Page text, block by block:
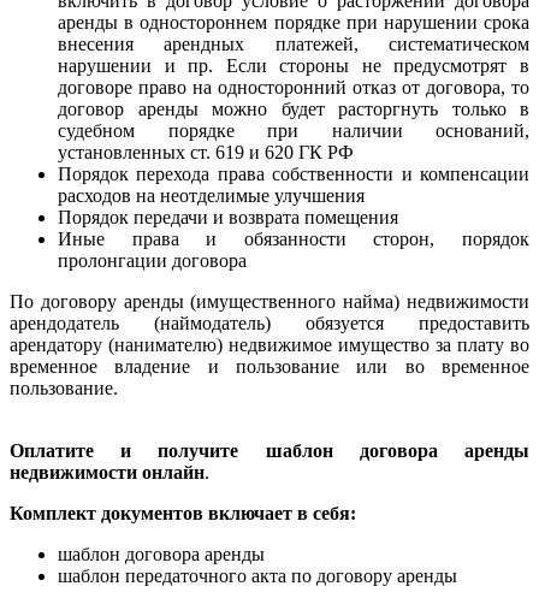
аренды в одностороннем порядке при нарушении срока
внесения арендных платежей, систематическом
нарушении и пр. Если стороны не предусмотрят в
договоре право на односторонний отказ от договора, то
договор аренды можно будет расторгнуть только в
судебном порядке при наличии оснований,
установленных ст. 619 и 620 ГК РФ
Порядок перехода права собственности и компенсации
расходов на неотделимые улучшения
Порядок передачи и возврата помещения
Иные права и обязанности сторон, порядок
пролонгации договора
По договору аренды (имущественного найма) недвижимости
арендодатель (наймодатель) обязуется предоставить
арендатору (нанимателю) недвижимое имущество за плату во
временное владение и пользование или во временное
пользование.
Оплатите и получите шаблон договора аренды
недвижимости онлайн.
Комплект документов включает в себя:
шаблон договора аренды
шаблон передаточного акта по договору аренды